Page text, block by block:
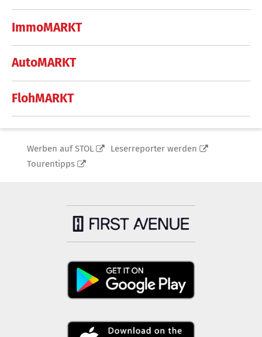
ImmoMARKT
AutoMARKT
FlohMARKT
Werben auf STOL
Leserreporter werden
Tourentipps